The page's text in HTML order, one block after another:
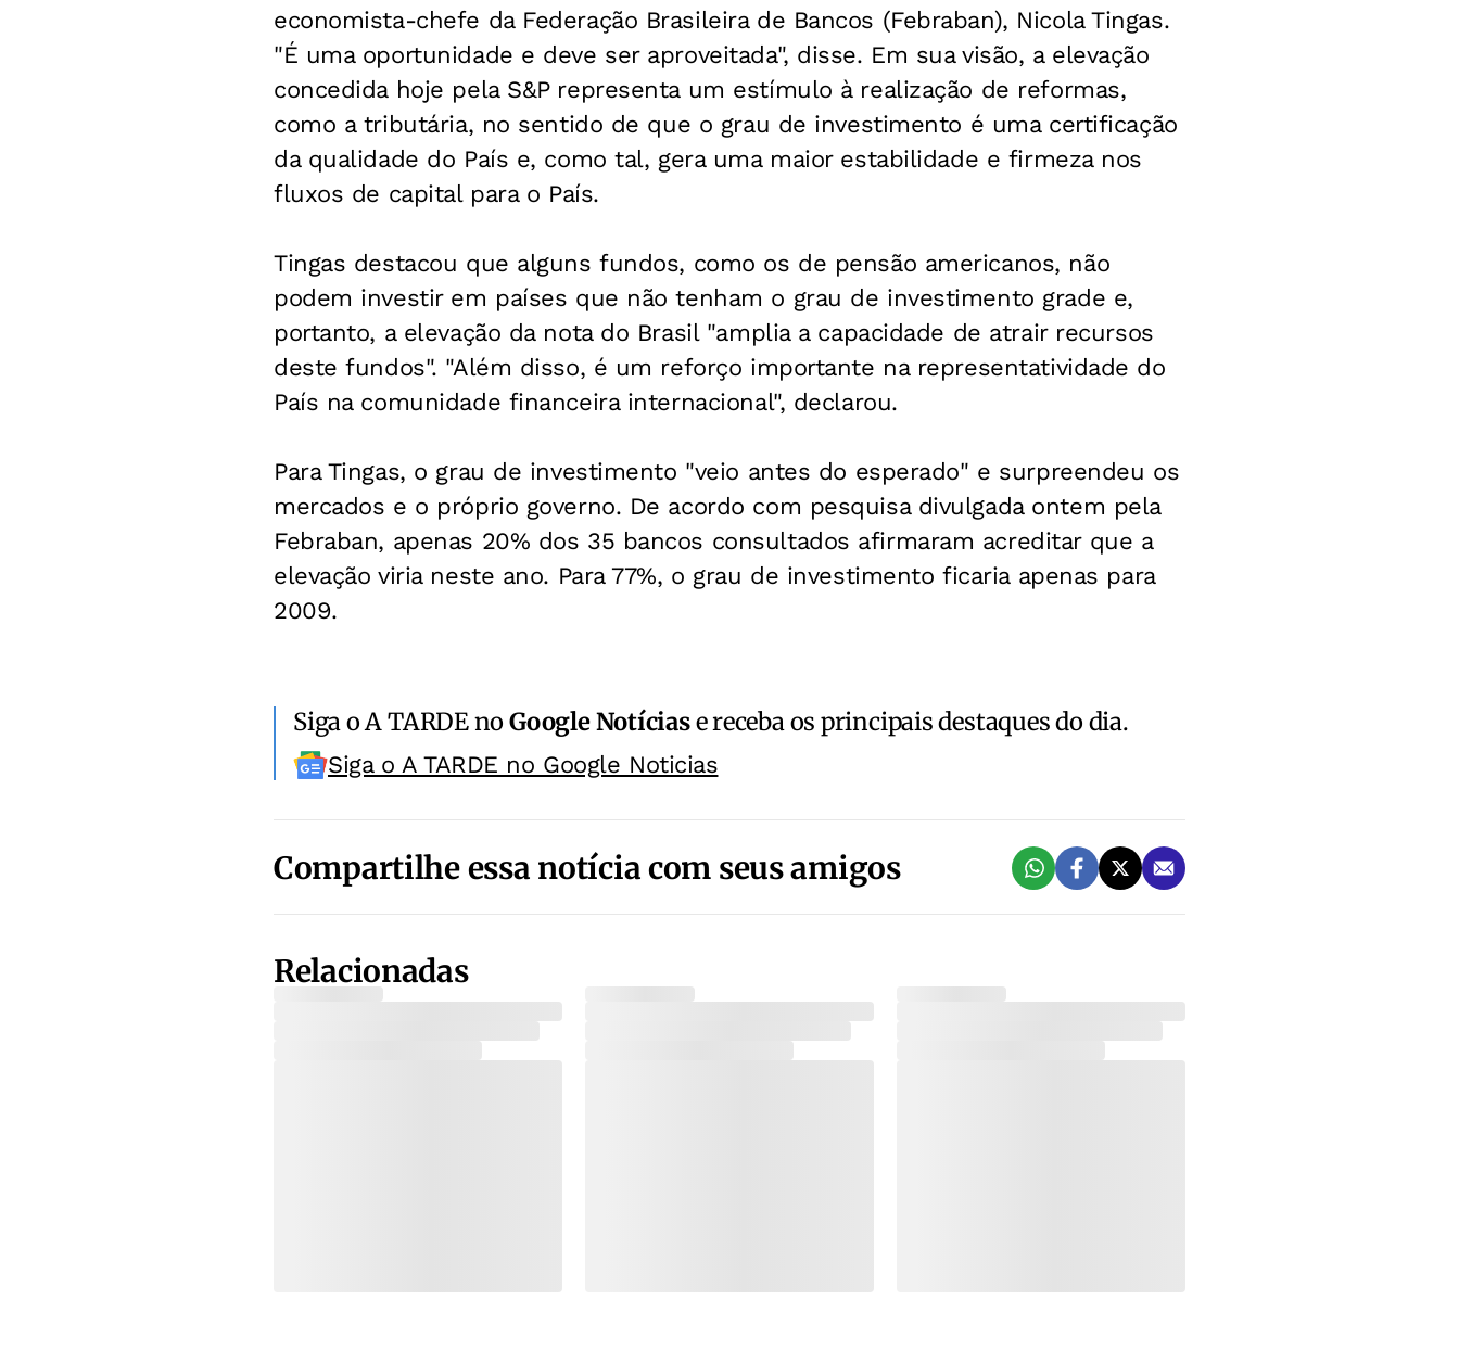
economista-chefe da Federação Brasileira de Bancos (Febraban), Nicola Tingas.
"É uma oportunidade e deve ser aproveitada", disse. Em sua visão, a elevação
concedida hoje pela S&P representa um estímulo à realização de reformas,
como a tributária, no sentido de que o grau de investimento é uma certificação
da qualidade do País e, como tal, gera uma maior estabilidade e firmeza nos
fluxos de capital para o País.
Tingas destacou que alguns fundos, como os de pensão americanos, não
podem investir em países que não tenham o grau de investimento grade e,
portanto, a elevação da nota do Brasil "amplia a capacidade de atrair recursos
deste fundos". "Além disso, é um reforço importante na representatividade do
País na comunidade financeira internacional", declarou.
Para Tingas, o grau de investimento "veio antes do esperado" e surpreendeu os
mercados e o próprio governo. De acordo com pesquisa divulgada ontem pela
Febraban, apenas 20% dos 35 bancos consultados afirmaram acreditar que a
elevação viria neste ano. Para 77%, o grau de investimento ficaria apenas para
2009.
Siga o A TARDE noGoogle Notíciase receba os principais destaques do dia.
Siga o A TARDE no Google Noticias
Compartilhe essa notícia com seus amigos
Relacionadas